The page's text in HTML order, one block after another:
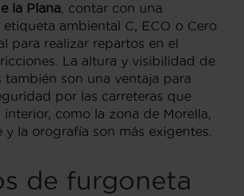
la Plana, contar con una
ambiental C, ECO o Cero
para realizar repartos en el
La altura y visibilidad de
también son una ventaja para
por las carreteras que
interior, como la zona de Morella,
la orografía son más exigentes.
de furgoneta